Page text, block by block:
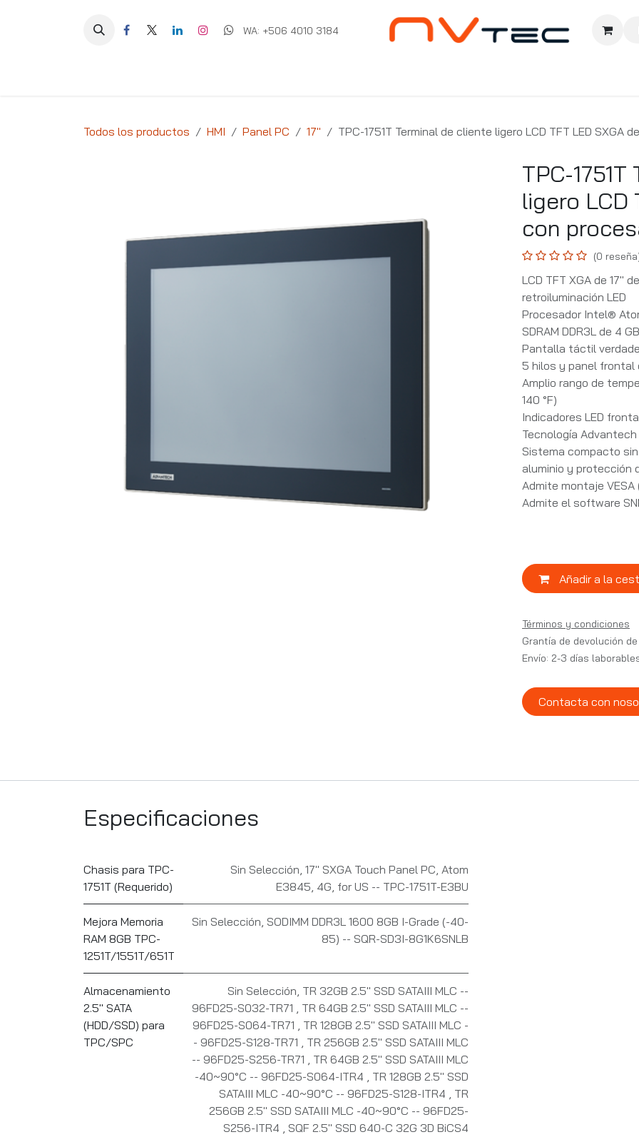
WA: +506 4010 3184
Todos los productos HMI Panel PC 17" TPC-1751T Terminal de cliente ligero LCD TFT LED
TPC-
ligero LCD
con
(0
LCD TFT XGA de 17"
retroiluminación LED
Procesador Intel®
SDRAM DDR3L de 4 GB
Pantalla táctil
5 hilos y panel frontal
Amplio rango de
140 °F)
Indicadores LED
Tecnología Advantech
Sistema compacto
aluminio y protección
Admite montaje VESA
Admite el software
Añadir a la
Términos y condiciones
Grantía de devolución
Envío: 2-3 días
Contacta con
Especificaciones
Chasis para TPC-
1751T (Requerido)
Sin Selección, 17" SXGA Touch Panel PC, Atom
E3845, 4G, for US -- TPC-1751T-E3BU
Mejora Memoria
RAM 8GB TPC-
1251T/1551T/651T
Sin Selección, SODIMM DDR3L 1600 8GB I-Grade (-40-
85) -- SQR-SD3I-8G1K6SNLB
Almacenamiento
2.5" SATA
(HDD/SSD) para
TPC/SPC
Sin Selección, TR 32GB 2.5" SSD SATAIII MLC --
96FD25-S032-TR71 , TR 64GB 2.5" SSD SATAIII MLC --
96FD25-S064-TR71 , TR 128GB 2.5" SSD SATAIII MLC -
- 96FD25-S128-TR71 , TR 256GB 2.5" SSD SATAIII MLC
-- 96FD25-S256-TR71 , TR 64GB 2.5" SSD SATAIII MLC
-40~90°C -- 96FD25-S064-ITR4 , TR 128GB 2.5" SSD
SATAIII MLC -40~90°C -- 96FD25-S128-ITR4 , TR
256GB 2.5" SSD SATAIII MLC -40~90°C -- 96FD25-
S256-ITR4 , SQF 2.5" SSD 640-C 32G 3D BiCS4